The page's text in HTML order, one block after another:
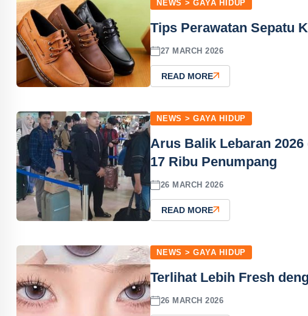
NEWS > GAYA HIDUP
Tips Perawatan Sepatu
27 MARCH 2026
READ MORE
NEWS > GAYA HIDUP
Arus Balik Lebaran
17 Ribu Penumpang
26 MARCH 2026
READ MORE
NEWS > GAYA HIDUP
Terlihat Lebih Fresh
26 MARCH 2026